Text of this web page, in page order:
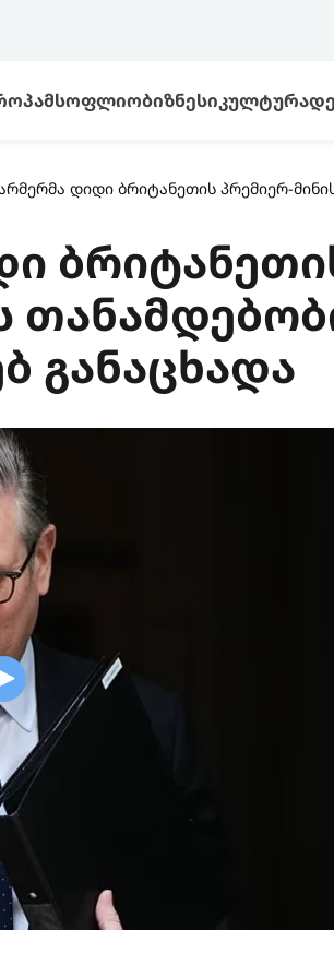
ᲛᲡᲝᲤᲚᲘᲝᲑᲘᲖᲜᲔᲡᲘᲙᲣᲚᲢᲣᲠᲐ
დიდი ბრიტანეთის პრემიერ-
განაცხადა